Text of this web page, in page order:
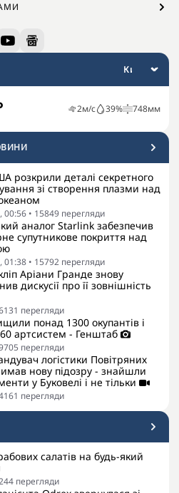
2м/с 39% 748мм
розкрили деталі секретного
зі створення плазми над
00:56 • 15849 перегляди
аналог Starlink забезпечив
супутникове покриття над
01:38 • 15792 перегляди
Аріани Гранде знову
дискусії про її зовнішність
перегляди
понад 1300 окупантів і
артсистем - Генштаб
перегляди
логістики Повітряних
нову підозру - знайшли
у Буковелі і не тільки
перегляди
салатів на будь-який
перегляди